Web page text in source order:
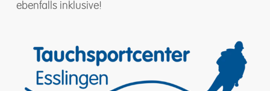
ebenfalls inklusive!